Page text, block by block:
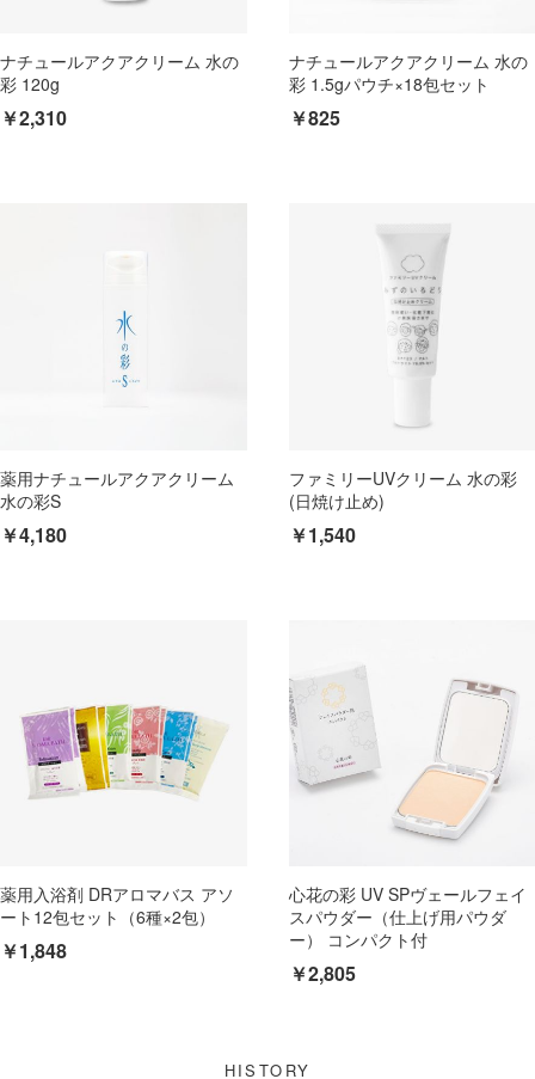
ナチュールアクアクリーム 水の
彩 120g
￥2,310
ナチュールアクアクリーム 水の
彩 1.5gパウチ×18包セット
￥825
薬用ナチュールアクアクリーム
水の彩S
￥4,180
ファミリーUVクリーム 水の彩
(日焼け止め)
￥1,540
薬用入浴剤 DRアロマバス アソ
ート12包セット（6種×2包）
￥1,848
心花の彩 UV SPヴェールフェイ
スパウダー（仕上げ用パウダ
ー） コンパクト付
￥2,805